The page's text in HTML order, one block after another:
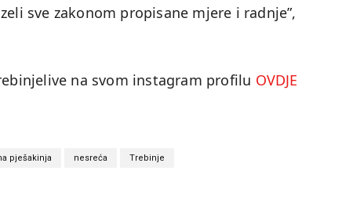
sve zakonom propisane mjere i radnje”,
na svom instagram profilu OVDJE
pješakinja nesreća Trebinje